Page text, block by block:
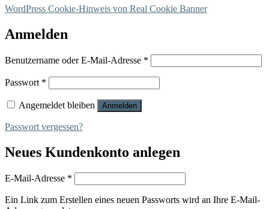
WordPress Cookie-Hinweis von Real Cookie Banner
Anmelden
Benutzername oder E-Mail-Adresse *
Passwort *
Angemeldet bleiben Anmelden
Passwort vergessen?
Neues Kundenkonto anlegen
E-Mail-Adresse *
Ein Link zum Erstellen eines neuen Passworts wird an Ihre E-Mail-